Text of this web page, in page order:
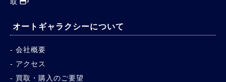
オートギャラクシーについて
会社概要
アクセス
買取・購入のご要望